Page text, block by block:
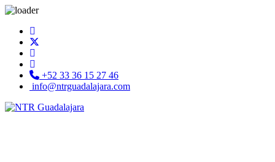
+52 33 36 15 27 46
info@ntrguadalajara.com